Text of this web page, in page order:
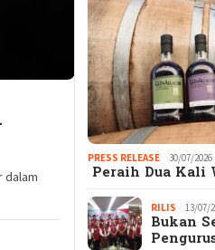
dalam
PRESS RELEASE 30/07/2026
Peraih Dua Kali
RILIS 13/07/
Bukan